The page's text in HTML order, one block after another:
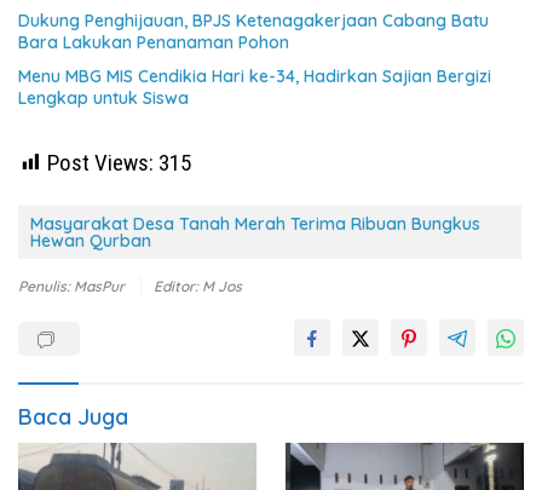
Dukung Penghijauan, BPJS Ketenagakerjaan Cabang Batu
Bara Lakukan Penanaman Pohon
Menu MBG MIS Cendikia Hari ke-34, Hadirkan Sajian Bergizi
Lengkap untuk Siswa
Post Views: 315
Masyarakat Desa Tanah Merah Terima Ribuan Bungkus
Hewan Qurban
Penulis: MasPur Editor: M Jos
Baca Juga